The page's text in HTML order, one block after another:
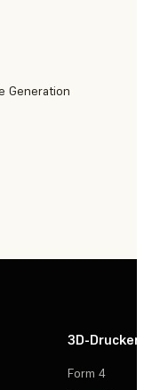
Generation
3D-Drucker
Form 4